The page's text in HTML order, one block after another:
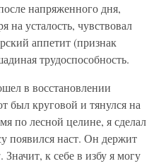
напряженного дня,
на усталость, чувствовал
аппетит (признак
трудоспособность.
в восстановлении
был круговой и тянулся на
по лесной целине, я сделал
появился наст. Он держит
к себе в избу я могу